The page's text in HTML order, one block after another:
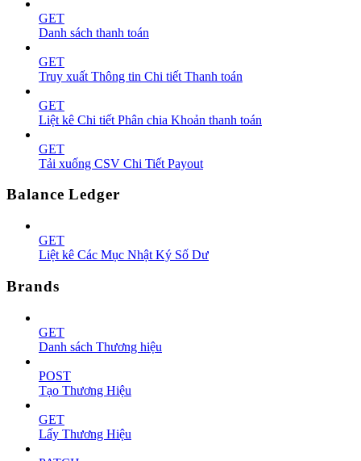
GET
Danh sách thanh toán
GET
Truy xuất Thông tin Chi tiết Thanh toán
GET
Liệt kê Chi tiết Phân chia Khoản thanh toán
GET
Tải xuống CSV Chi Tiết Payout
Balance Ledger
GET
Liệt kê Các Mục Nhật Ký Số Dư
Brands
GET
Danh sách Thương hiệu
POST
Tạo Thương Hiệu
GET
Lấy Thương Hiệu